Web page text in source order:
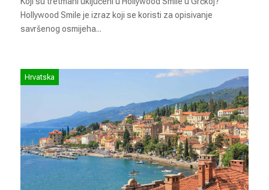
Hollywood Smile je izraz koji se koristi za opisivanje
savršenog osmijeha...
Hrvatska